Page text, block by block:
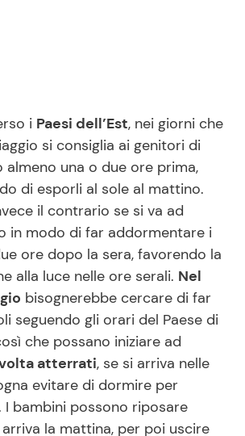
i Paesi dell’Est, nei giorni che
si consiglia ai genitori di
una o due ore prima,
di esporli al sole al mattino.
il contrario se si va ad
in modo di far addormentare i
ore dopo la sera, favorendo la
alla luce nelle ore serali. Nel
bisognerebbe cercare di far
seguendo gli orari del Paese di
che possano iniziare ad
atterrati, se si arriva nelle
evitare di dormire per
bambini possono riposare
arriva la mattina, per poi uscire